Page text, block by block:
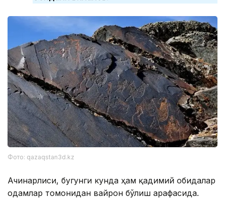
Фото: qazaqstan3d.kz
Ачинарлиси, бугунги кунда ҳам қадимий обидалар
одамлар томонидан вайрон бўлиш арафасида.